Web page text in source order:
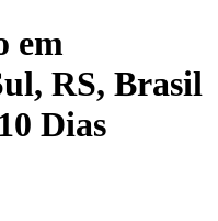
em
RS, Brasil
Dias